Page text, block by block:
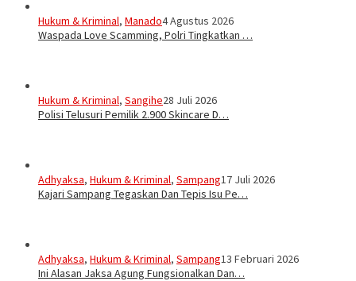
Hukum & Kriminal, Manado4 Agustus 2026
Waspada Love Scamming, Polri Tingkatkan …
Hukum & Kriminal, Sangihe28 Juli 2026
Polisi Telusuri Pemilik 2.900 Skincare D…
Adhyaksa, Hukum & Kriminal, Sampang17 Juli 2026
Kajari Sampang Tegaskan Dan Tepis Isu Pe…
Adhyaksa, Hukum & Kriminal, Sampang13 Februari 2026
Ini Alasan Jaksa Agung Fungsionalkan Dan…